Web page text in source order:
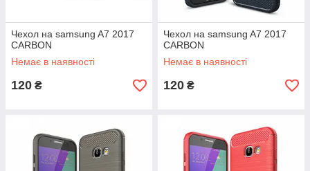
Чехол на samsung A7 2017
CARBON
Немає в наявності
120 ₴
Чехол на samsung A7 2017
CARBON
Немає в наявності
120 ₴